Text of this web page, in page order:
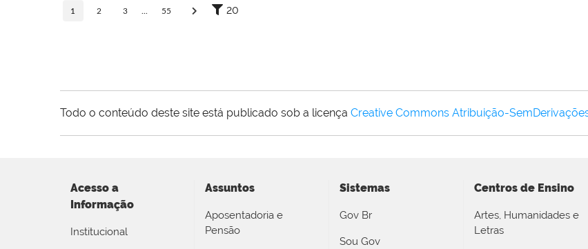
1 2 3 55 20
Todo o conteúdo deste site está publicado sob a licença Creative Commons Atribuição-
Acesso a
Informação
Institucional
Assuntos
Aposentadoria e
Pensão
Sistemas
Gov Br
Sou Gov
Centros de Ensino
Artes, Humanidades e
Letras